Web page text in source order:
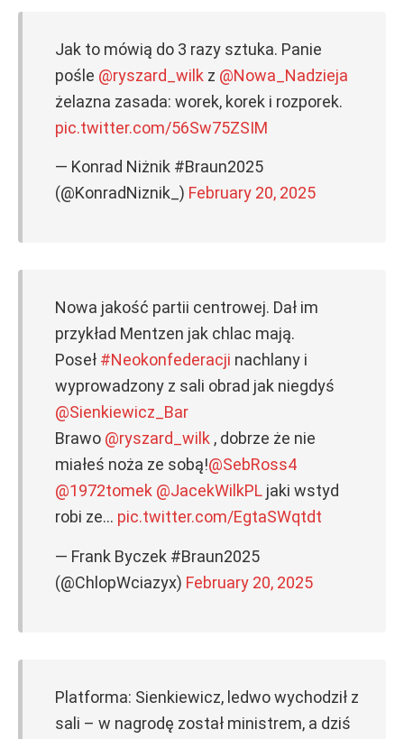
Jak to mówią do 3 razy sztuka. Panie
pośle @ryszard_wilk z @Nowa_Nadzieja
żelazna zasada: worek, korek i rozporek.
pic.twitter.com/56Sw75ZSIM
— Konrad Niżnik #Braun2025
(@KonradNiznik_) February 20, 2025
Nowa jakość partii centrowej. Dał im
przykład Mentzen jak chlac mają.
Poseł #Neokonfederacji nachlany i
wyprowadzony z sali obrad jak niegdyś
@Sienkiewicz_Bar
Brawo @ryszard_wilk , dobrze że nie
miałeś noża ze sobą!@SebRoss4
@1972tomek @JacekWilkPL jaki wstyd
robi ze… pic.twitter.com/EgtaSWqtdt
— Frank Byczek #Braun2025
(@ChlopWciazyx) February 20, 2025
Platforma: Sienkiewicz, ledwo wychodził z
sali – w nagrodę został ministrem, a dziś